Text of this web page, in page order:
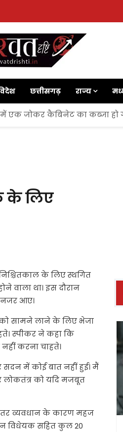
छत्तीसगढ़ राज्य
में एक जोकर कैबिनेट का कब्जा हो
के लिए
के लिए स्थगित
वाला था। इस दौरान
आए।
सामने लाने के लिए भेजा
स्पीकर ने कहा कि
करना चाहते।
में कोई बात नहीं हुई। मैं
लोकतंत्र को यदि मजबूत
व्यवधान के कारण महज
विधेयक सहित कुल 20